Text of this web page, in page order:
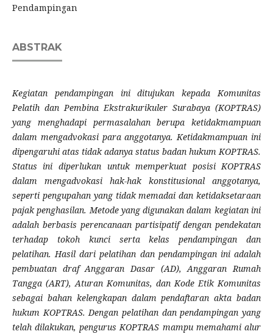
Pendampingan
ABSTRAK
Kegiatan pendampingan ini ditujukan kepada Komunitas
Pelatih dan Pembina Ekstrakurikuler Surabaya (KOPTRAS)
yang menghadapi permasalahan berupa ketidakmampuan
dalam mengadvokasi para anggotanya. Ketidakmampuan ini
dipengaruhi atas tidak adanya status badan hukum KOPTRAS.
Status ini diperlukan untuk memperkuat posisi KOPTRAS
dalam mengadvokasi hak-hak konstitusional anggotanya,
seperti pengupahan yang tidak memadai dan ketidaksetaraan
pajak penghasilan. Metode yang digunakan dalam kegiatan ini
adalah berbasis perencanaan partisipatif dengan pendekatan
terhadap tokoh kunci serta kelas pendampingan dan
pelatihan. Hasil dari pelatihan dan pendampingan ini adalah
pembuatan draf Anggaran Dasar (AD), Anggaran Rumah
Tangga (ART), Aturan Komunitas, dan Kode Etik Komunitas
sebagai bahan kelengkapan dalam pendaftaran akta badan
hukum KOPTRAS. Dengan pelatihan dan pendampingan yang
telah dilakukan, pengurus KOPTRAS mampu memahami alur